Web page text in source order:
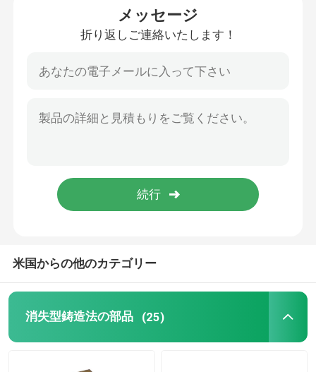
CNCの精密機械化の部品
採鉱設備の予備品
CNC工学機械部品
精密投げる部品
ポンプ弁の部品
メッセージ
折り返しご連絡いたします！
米国からの他のカテゴリー
消失型鋳造法の部品 (25)